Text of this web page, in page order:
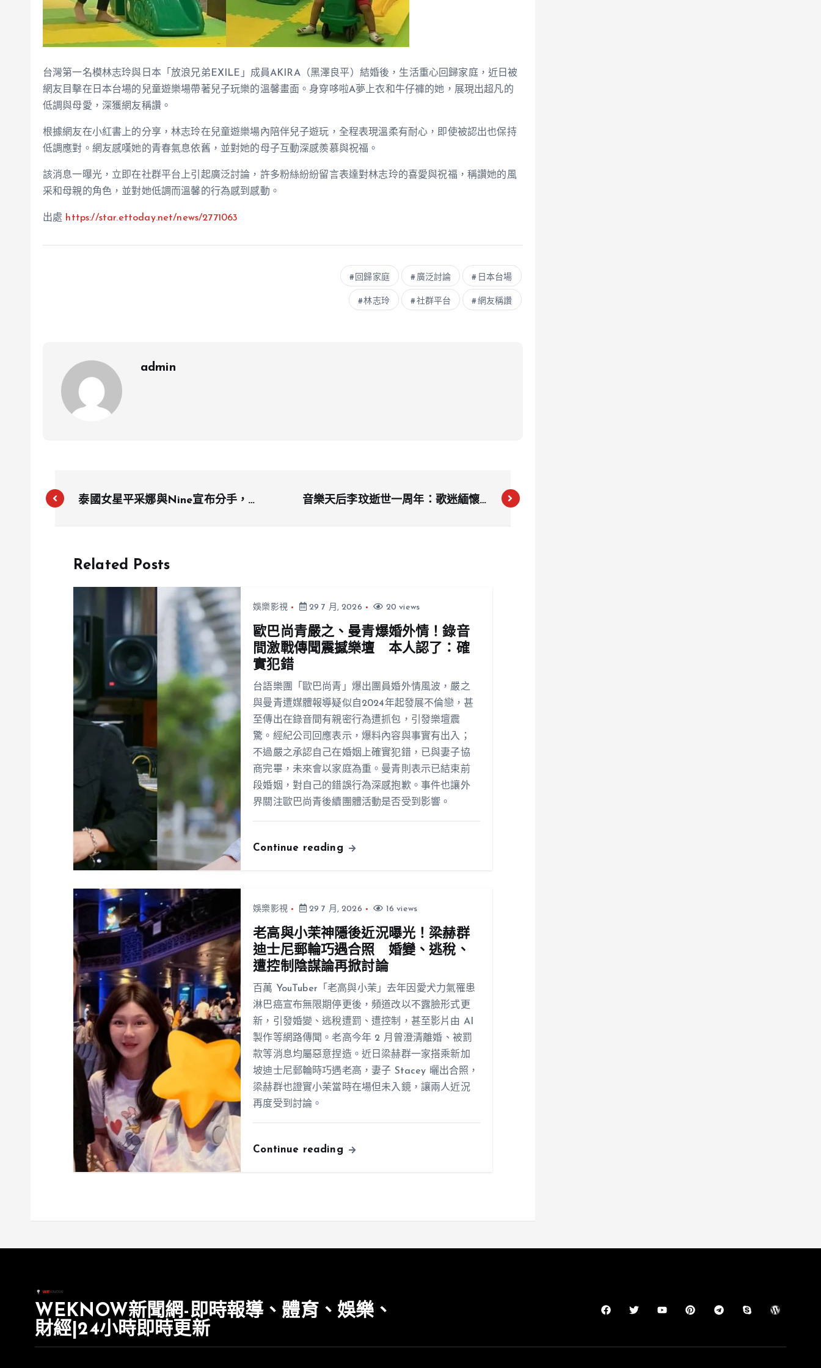
台灣第一名模林志玲與日本「放浪兄弟EXILE」成員AKIRA（黑澤良平）結婚後，生活重心回歸家庭，近日被
網友目擊在日本台場的兒童遊樂場帶著兒子玩樂的溫馨畫面。身穿哆啦A夢上衣和牛仔褲的她，展現出超凡的
低調與母愛，深獲網友稱讚。
根據網友在小紅書上的分享，林志玲在兒童遊樂場內陪伴兒子遊玩，全程表現溫柔有耐心，即使被認出也保持
低調應對。網友感嘆她的青春氣息依舊，並對她的母子互動深感羨慕與祝福。
該消息一曝光，立即在社群平台上引起廣泛討論，許多粉絲紛紛留言表達對林志玲的喜愛與祝福，稱讚她的風
采和母親的角色，並對她低調而溫馨的行為感到感動。
出處 https://star.ettoday.net/news/2771063
回歸家庭 廣泛討論 日本台場
林志玲 社群平台 網友稱讚
admin
泰國女星平采娜與Nine宣布分手，難
音樂天后李玟逝世一周年：歌迷緬懷，
Related Posts
娛樂影視 29 7 月, 2026 20 views
歐巴尚青嚴之、曼青爆婚外情！錄音
間激戰傳聞震撼樂壇 本人認了：確
實犯錯
台語樂團「歐巴尚青」爆出團員婚外情風波，嚴之
與曼青遭媒體報導疑似自2024年起發展不倫戀，甚
至傳出在錄音間有親密行為遭抓包，引發樂壇震
驚。經紀公司回應表示，爆料內容與事實有出入；
不過嚴之承認自己在婚姻上確實犯錯，已與妻子協
商完畢，未來會以家庭為重。曼青則表示已結束前
段婚姻，對自己的錯誤行為深感抱歉。事件也讓外
界關注歐巴尚青後續團體活動是否受到影響。
Continue reading
娛樂影視 29 7 月, 2026 16 views
老高與小茉神隱後近況曝光！梁赫群
迪士尼郵輪巧遇合照 婚變、逃稅、
遭控制陰謀論再掀討論
百萬 YouTuber「老高與小茉」去年因愛犬力氣罹患
淋巴癌宣布無限期停更後，頻道改以不露臉形式更
新，引發婚變、逃稅遭罰、遭控制，甚至影片由 AI
製作等網路傳聞。老高今年 2 月曾澄清離婚、被罰
款等消息均屬惡意捏造。近日梁赫群一家搭乘新加
坡迪士尼郵輪時巧遇老高，妻子 Stacey 曬出合照，
梁赫群也證實小茉當時在場但未入鏡，讓兩人近況
再度受到討論。
Continue reading
WEKNOW新聞網-即時報導、體育、娛樂、
財經|24小時即時更新